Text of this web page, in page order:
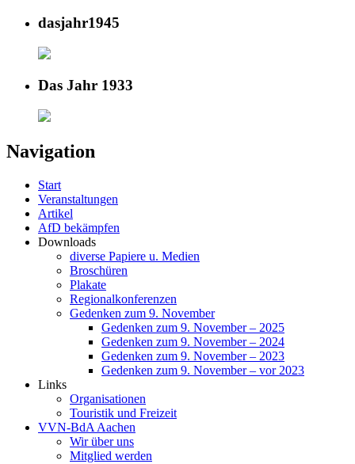
dasjahr1945
Das Jahr 1933
Navigation
Start
Veranstaltungen
Artikel
AfD bekämpfen
Downloads
diverse Papiere u. Medien
Broschüren
Plakate
Regionalkonferenzen
Gedenken zum 9. November
Gedenken zum 9. November – 2025
Gedenken zum 9. November – 2024
Gedenken zum 9. November – 2023
Gedenken zum 9. November – vor 2023
Links
Organisationen
Touristik und Freizeit
VVN-BdA Aachen
Wir über uns
Mitglied werden